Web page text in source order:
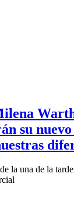
su
la una de la